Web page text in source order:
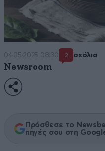
04·05·2025 08:30 2 σχόλια
Newsroom
Πρόσθεσε το
πηγές σου στη